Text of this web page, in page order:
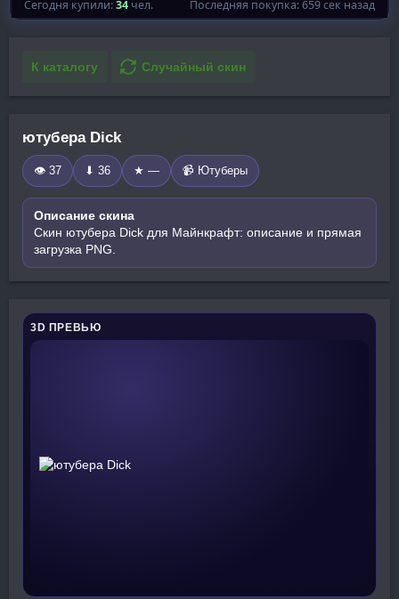
К каталогу Случайный скин
ютубера Dick
👁 37 ⬇ 36 ★ — 📹 Ютуберы
Описание скина
Скин ютубера Dick для Майнкрафт: описание и прямая
загрузка PNG.
3D ПРЕВЬЮ